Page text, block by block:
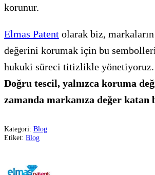
korunur.
Elmas Patent olarak biz,
değerini korumak için bu
hukuki süreci titizlikle yönetiyoruz.
Doğru tescil, yalnızca koruma
zamanda markanıza değer katan
Kategori: Blog
Etiket: Blog